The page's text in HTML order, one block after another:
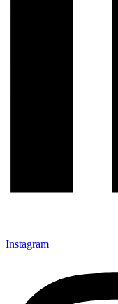
Instagram